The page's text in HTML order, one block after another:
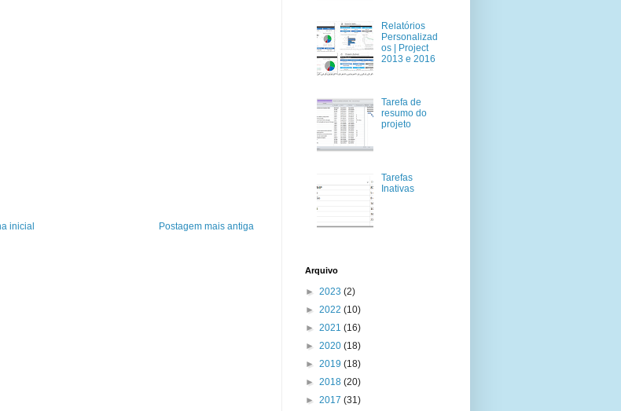
Postagem mais antiga
inicial
Relatórios
Personalizad
os | Project
2013 e 2016
Tarefa de
resumo do
projeto
Tarefas
Inativas
Arquivo
► 2023 (2)
► 2022 (10)
► 2021 (16)
► 2020 (18)
► 2019 (18)
► 2018 (20)
► 2017 (31)